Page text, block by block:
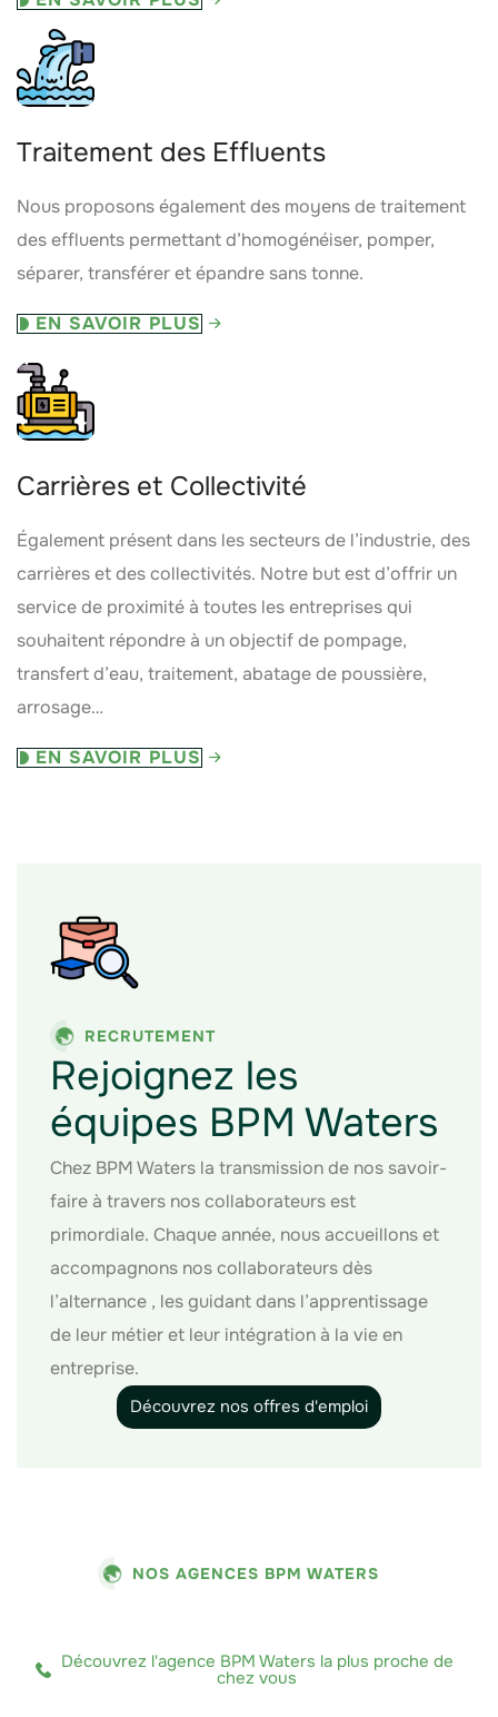
Traitement des Effluents
Nous proposons également des moyens de traitement
des effluents permettant d’homogénéiser, pomper,
séparer, transférer et épandre sans tonne.
EN SAVOIR PLUS
Carrières et Collectivité
Également présent dans les secteurs de l’industrie, des
carrières et des collectivités. Notre but est d’offrir un
service de proximité à toutes les entreprises qui
souhaitent répondre à un objectif de pompage,
transfert d’eau, traitement, abatage de poussière,
arrosage…
EN SAVOIR PLUS
RECRUTEMENT
Rejoignez les
équipes BPM Waters
Chez BPM Waters la transmission de nos savoir-
faire à travers nos collaborateurs est
primordiale. Chaque année, nous accueillons et
accompagnons nos collaborateurs dès
l’alternance , les guidant dans l’apprentissage
de leur métier et leur intégration à la vie en
entreprise.
Découvrez nos offres d'emploi
NOS AGENCES BPM WATERS
Découvrez l'agence BPM Waters la plus proche de
chez vous